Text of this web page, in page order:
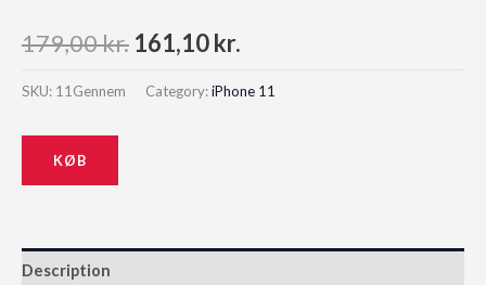
179,00kr. Original
price
161,10kr.
price
SKU: 11Gennem Category:iPhone 11
KØB
Description